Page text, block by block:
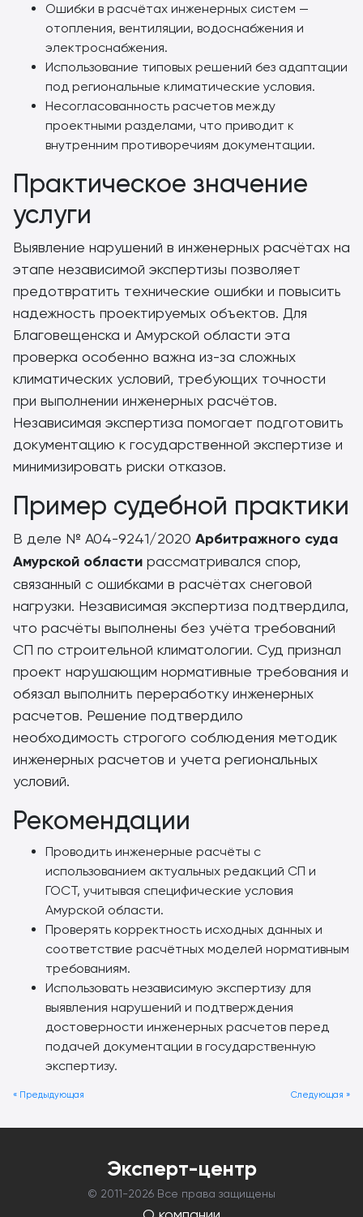
Ошибки в расчётах инженерных систем —
отопления, вентиляции, водоснабжения и
электроснабжения.
Использование типовых решений без адаптации
под региональные климатические условия.
Несогласованность расчетов между
проектными разделами, что приводит к
внутренним противоречиям документации.
Практическое значение
услуги
Выявление нарушений в инженерных расчётах на
этапе независимой экспертизы позволяет
предотвратить технические ошибки и повысить
надежность проектируемых объектов. Для
Благовещенска и Амурской области эта
проверка особенно важна из-за сложных
климатических условий, требующих точности
при выполнении инженерных расчётов.
Независимая экспертиза помогает подготовить
документацию к государственной экспертизе и
минимизировать риски отказов.
Пример судебной практики
В деле № А04-9241/2020 Арбитражного суда
Амурской области рассматривался спор,
связанный с ошибками в расчётах снеговой
нагрузки. Независимая экспертиза подтвердила,
что расчёты выполнены без учёта требований
СП по строительной климатологии. Суд признал
проект нарушающим нормативные требования и
обязал выполнить переработку инженерных
расчетов. Решение подтвердило
необходимость строгого соблюдения методик
инженерных расчетов и учета региональных
условий.
Рекомендации
Проводить инженерные расчёты с
использованием актуальных редакций СП и
ГОСТ, учитывая специфические условия
Амурской области.
Проверять корректность исходных данных и
соответствие расчётных моделей нормативным
требованиям.
Использовать независимую экспертизу для
выявления нарушений и подтверждения
достоверности инженерных расчетов перед
подачей документации в государственную
экспертизу.
Следующая »
« Предыдующая
Эксперт-центр
© 2011-2026 Все права защищены